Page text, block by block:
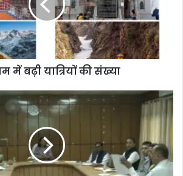
में बढ़ी यात्रियों की संख्या